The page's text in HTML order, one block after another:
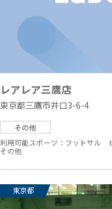
レアレア三鷹店
東京都三鷹市井口3-6-4
その他
利用可能スポーツ： フットサル
その他
東京都